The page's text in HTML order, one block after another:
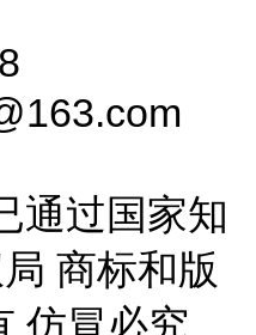
通过国家知
商标和版
仿冒必究